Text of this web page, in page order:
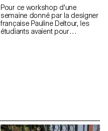
Pour ce workshop d'une
semaine donné par la designer
française Pauline Deltour, les
étudiants avaient pour